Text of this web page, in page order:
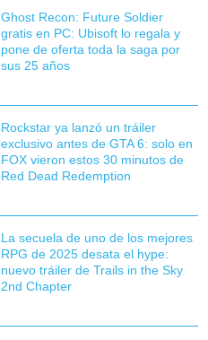
Ghost Recon: Future Soldier
gratis en PC: Ubisoft lo regala y
pone de oferta toda la saga por
sus 25 años
Rockstar ya lanzó un tráiler
exclusivo antes de GTA 6: solo en
FOX vieron estos 30 minutos de
Red Dead Redemption
La secuela de uno de los mejores
RPG de 2025 desata el hype:
nuevo tráiler de Trails in the Sky
2nd Chapter